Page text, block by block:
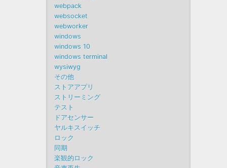
webpack
websocket
webworker
windows
windows 10
windows terminal
wysiwyg
その他
ストアアプリ
ストリーミング
テスト
ドアセンサー
ヤルキスイッチ
ロック
同期
楽観的ロック